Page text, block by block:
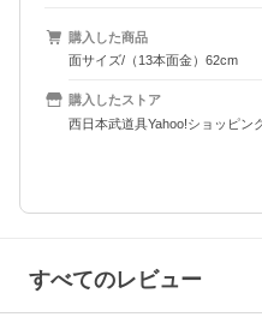
購入した商品
面サイズ/（13本面金）62cm
購入したストア
西日本武道具Yahoo!ショッピン
すべてのレビュー